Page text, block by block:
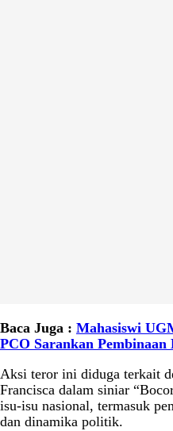
Baca Juga : Mahasiswi
PCO Sarankan
Aksi teror ini diduga terkait
Francisca dalam siniar
isu-isu nasional, termasuk
dan dinamika politik.